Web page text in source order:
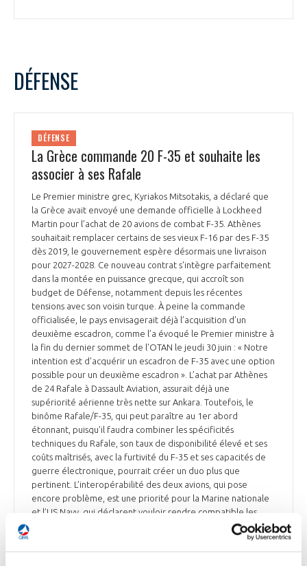
DÉFENSE
DÉFENSE
La Grèce commande 20 F-35 et souhaite les
associer à ses Rafale
Le Premier ministre grec, Kyriakos Mitsotakis, a déclaré que
la Grèce avait envoyé une demande officielle à Lockheed
Martin pour l’achat de 20 avions de combat F-35. Athènes
souhaitait remplacer certains de ses vieux F-16 par des F-35
dès 2019, le gouvernement espère désormais une livraison
pour 2027-2028. Ce nouveau contrat s'intègre parfaitement
dans la montée en puissance grecque, qui accroît son
budget de Défense, notamment depuis les récentes
tensions avec son voisin turque. À peine la commande
officialisée, le pays envisagerait déjà l’acquisition d’un
deuxième escadron, comme l’a évoqué le Premier ministre à
la fin du dernier sommet de l'OTAN le jeudi 30 juin : « Notre
intention est d'acquérir un escadron de F-35 avec une option
possible pour un deuxième escadron ». L’achat par Athènes
de 24 Rafale à Dassault Aviation, assurait déjà une
supériorité aérienne très nette sur Ankara. Toutefois, le
binôme Rafale/F-35, qui peut paraître au 1er abord
étonnant, puisqu’il faudra combiner les spécificités
techniques du Rafale, son taux de disponibilité élevé et ses
coûts maîtrisés, avec la furtivité du F-35 et ses capacités de
guerre électronique, pourrait créer un duo plus que
pertinent. L’interopérabilité des deux avions, qui pose
encore problème, est une priorité pour la Marine nationale
et l’US Navy, qui déclarent vouloir rendre compatible les
Air & Cosmos du 4 juillet